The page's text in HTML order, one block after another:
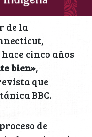
de la
hace cinco años
bien»,
que
BBC.
de